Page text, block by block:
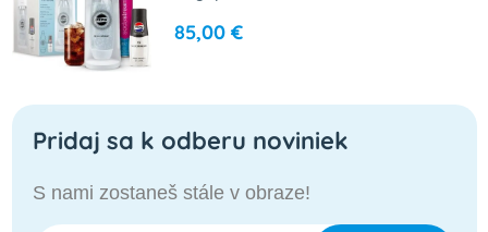
85,00 €
Pridaj sa k odberu noviniek
S nami zostaneš stále v obraze!